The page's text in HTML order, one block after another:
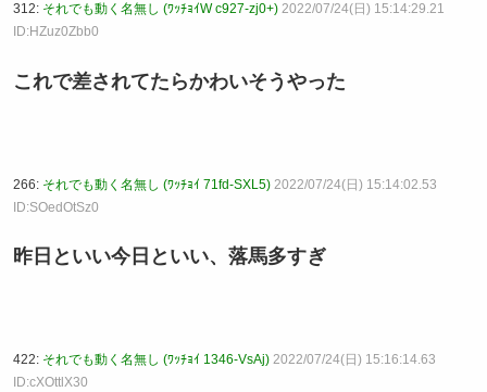
312: それでも動く名無し (ﾜｯﾁｮｲW c927-zj0+) 2022/07/24(日) 15:14:29.21
ID:HZuz0Zbb0
これで差されてたらかわいそうやった
266: それでも動く名無し (ﾜｯﾁｮｲ 71fd-SXL5) 2022/07/24(日) 15:14:02.53
ID:SOedOtSz0
昨日といい今日といい、落馬多すぎ
422: それでも動く名無し (ﾜｯﾁｮｲ 1346-VsAj) 2022/07/24(日) 15:16:14.63
ID:cXOttlX30